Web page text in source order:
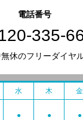
電話番号
335-
休のフリーダイヤ
水 木 金
● ● ●